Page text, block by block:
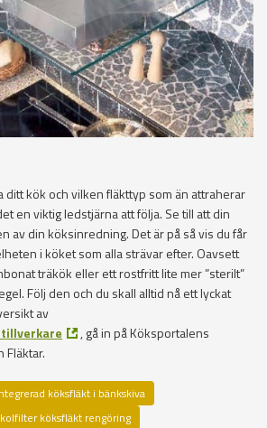
ditt kök och vilken fläkttyp som än attraherar
en viktig ledstjärna att följa. Se till att din
av din köksinredning. Det är på så vis du får
i köket som alla strävar efter. Oavsett
träkök eller ett rostfritt lite mer ”sterilt”
Följ den och du skall alltid nå ett lyckat
av
, gå in på Köksportalens
Fläktar.
köksfläkt i bänkskiva
kolfilter köksfläkt rengöring